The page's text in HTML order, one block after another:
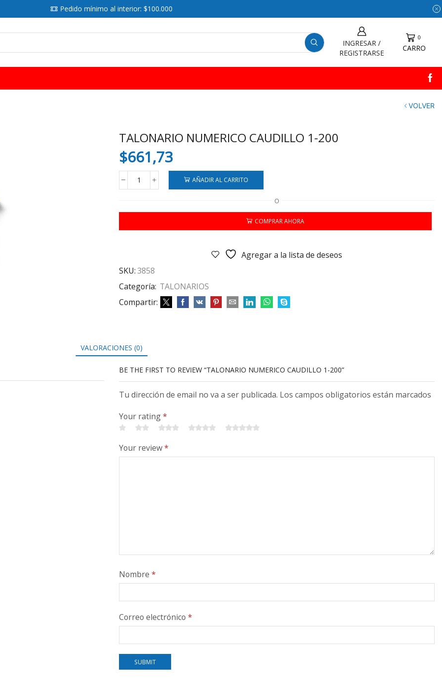
Pedido mínimo al interior: $100.000
INGRESAR /
REGISTRARSE
0
CARRO
VOLVER
TALONARIO NUMERICO CAUDILLO 1-200
$661,73
TALONARIO
1-
cantidad
AÑADIR AL CARRITO
O
COMPRAR AHORA
Agregar a la lista de deseos
SKU:3858
Categoría: TALONARIOS
Compartir:
VALORACIONES (0)
BE THE FIRST TO REVIEW “TALONARIO NUMERICO CAUDILLO 1-200”
Tu dirección de email no va a ser publicada. Los campos obligatorios están marcados
Your rating*
Your review*
Nombre *
Correo electrónico *